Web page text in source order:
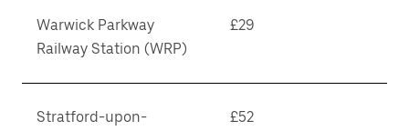
Warwick Parkway
Railway Station (WRP)
£29
Stratford-upon-
£52